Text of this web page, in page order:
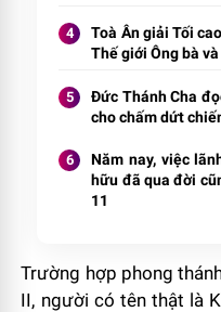
Toà Ân giải Tối
Thế giới Ông bà
Đức Thánh Cha
cho chấm dứt
Năm nay, việc
hữu đã qua đời
11
Trường hợp phong
II, người có tên thật là